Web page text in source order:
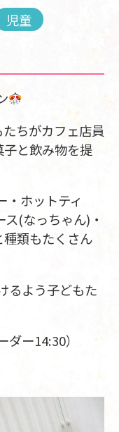
児童
ちがカフェ店員
と飲み物を提
・ホットティ
(なっちゃん)・
類もたくさん
るよう子どもた
ー14:30）